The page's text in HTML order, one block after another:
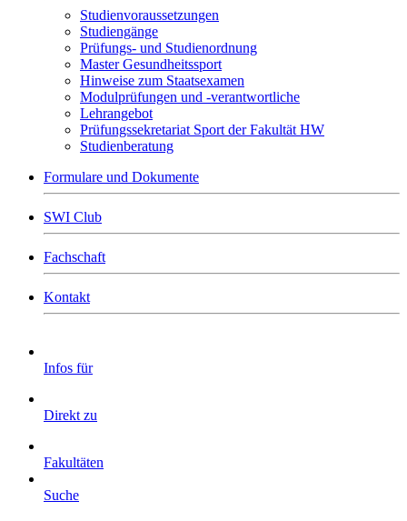
Studienvoraussetzungen
Studiengänge
Prüfungs- und Studienordnung
Master Gesundheitssport
Hinweise zum Staatsexamen
Modulprüfungen und -verantwortliche
Lehrangebot
Prüfungssekretariat Sport der Fakultät HW
Studienberatung
Formulare und Dokumente
SWI Club
Fachschaft
Kontakt
Infos für
Direkt zu
Fakultäten
Suche